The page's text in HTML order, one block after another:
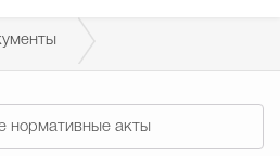
Дума городского округа
нормативные акты